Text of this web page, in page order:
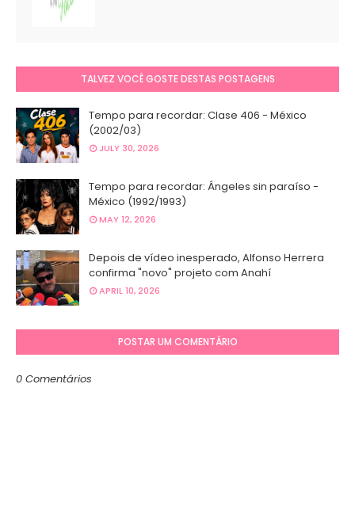
TALVEZ VOCÊ GOSTE DESTAS POSTAGENS
Tempo para recordar: Clase 406 - México
(2002/03)
JULY 30, 2026
Tempo para recordar: Ángeles sin paraíso -
México (1992/1993)
MAY 12, 2026
Depois de vídeo inesperado, Alfonso Herrera
confirma "novo" projeto com Anahí
APRIL 10, 2026
POSTAR UM COMENTÁRIO
0 Comentários